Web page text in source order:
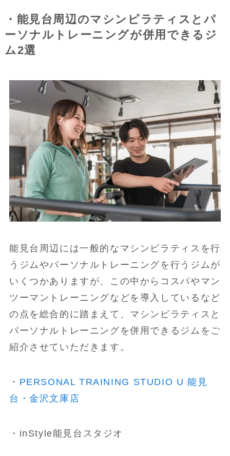
・能見台周辺のマシンピラティスとパ
ーソナルトレーニングが併用できるジ
ム2選
能見台周辺には一般的なマシンピラティスを行
うジムやパーソナルトレーニングを行うジムが
いくつかありますが、この中からコスパやマン
ツーマントレーニングなどを導入しているなど
の点を総合的に踏まえて、マシンピラティスと
パーソナルトレーニングを併用できるジムをご
紹介させていただきます。
・ PERSONAL TRAINING STUDIO U 能見
台・金沢文庫店
・inStyle能見台スタジオ